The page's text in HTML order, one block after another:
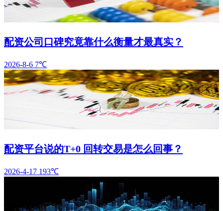
配资公司口碑究竟靠什么衡量才最真实？
2026-8-6 7℃
配资平台说的T+0 回转交易是怎么回事？
2026-4-17 193℃